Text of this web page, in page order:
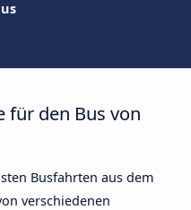
für den Bus von
Busfahrten aus dem
verschiedenen